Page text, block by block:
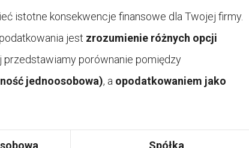
istotne konsekwencje finansowe dla Twojej firmy.
jest zrozumienie różnych opcji
przedstawiamy porównanie pomiędzy
jednoosobowa), a opodatkowaniem jako